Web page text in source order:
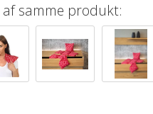
af samme produkt: